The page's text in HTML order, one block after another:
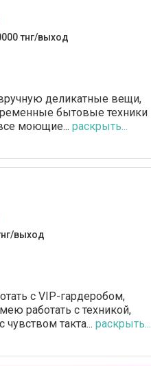
тнг/выход
деликатные вещи,
бытовые техники
моющие... раскрыть...
выход
с VIP-гардеробом,
работать с техникой,
чувством такта... раскрыть...